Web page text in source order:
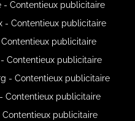
- Contentieux publicitaire
- Contentieux publicitaire
publicitaire
Contentieux publicitaire
- Contentieux publicitaire
Contentieux publicitaire
Contentieux publicitaire